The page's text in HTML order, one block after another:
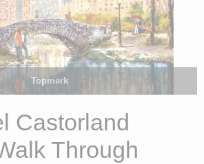
Topmerk
Castorland
Through